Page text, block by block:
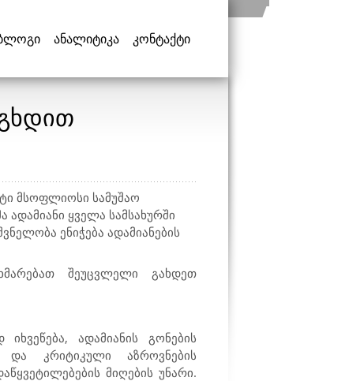
ანალიტიკა კონტაქტი
მსოფლიოსი სამუშაო
ყველა სამსახურში
ენიჭება ადამიანების
შეუცვლელი გახდეთ
ადამიანის გონების
და კრიტიკული აზროვნების
მიღების უნარი.